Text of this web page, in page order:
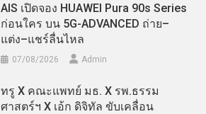
AIS เปิดจอง HUAWEI Pura 90s Series
ก่อนใคร บน 5G-ADVANCED ถ่าย–
แต่ง–แชร์ลื่นไหล
07/08/2026 Admin
ทรู X คณะแพทย์ มธ. X รพ.ธรรม
ศาสตร์ฯ X เอ้ก ดิจิทัล ขับเคลื่อน